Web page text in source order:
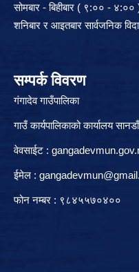
सोमबार - बिहीबार ( ९:०० -
शनिबार र आइतबार सार्वजनिक विदा
सम्पर्क विवरण
गंगादेव गाउँपालिका
गाउँ कार्यपालिकाको कार्यालय
वेवसाईट :
ईमेल :
फोन नम्बर : ९८४५५७०४००